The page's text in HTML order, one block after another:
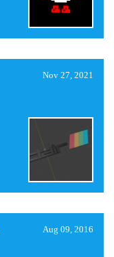
Nov 27, 2021
Aug 09, 2016